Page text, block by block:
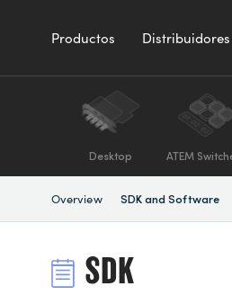
Productos Distribuidores
Desktop ATEM
Overview SDK and Software
SDK